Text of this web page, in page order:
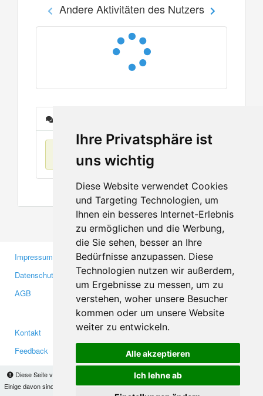
Ihre Privatsphäre ist
uns wichtig
Diese Website verwendet Cookies
und Targeting Technologien, um
Ihnen ein besseres Internet-Erlebnis
zu ermöglichen und die Werbung,
die Sie sehen, besser an Ihre
Bedürfnisse anzupassen. Diese
Technologien nutzen wir außerdem,
um Ergebnisse zu messen, um zu
verstehen, woher unsere Besucher
kommen oder um unsere Website
weiter zu entwickeln.
Alle akzeptieren
Ich lehne ab
Diese Seite verwendet Cookies, um Informationen auf Ihrem Computer zu speichern.
Einige davon sind notwendig, damit unsere Seite funktioniert, andere helfen uns dabei, das
Andere Aktivitäten des Nutzers
Keine Einträge
Impressum
Datenschutzerklärung
AGB
Gewerbetreibende
Investoren
Medien
Kontakt
Feedback
Facebook
Twitter
YouTube
Google+